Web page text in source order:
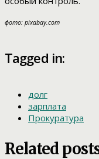
фото: pixabay.com
Tagged in:
долг
зарплата
Прокуратура
Related